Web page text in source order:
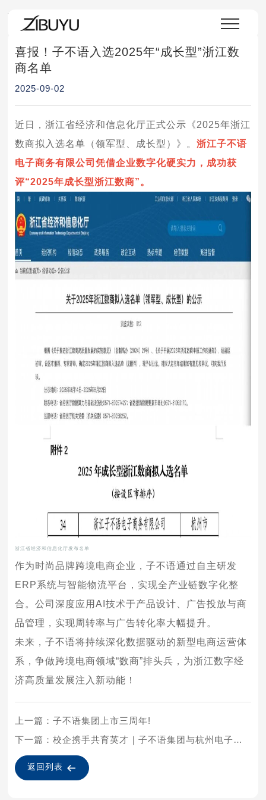
首页 >媒体中心
喜报！子不语入选2025年“成长型”浙江数
商名单
2025-09-02
近日，浙江省经济和信息化厅正式公示《2025年浙江
数商拟入选名单（领军型、成长型）》。浙江子不语
电子商务有限公司凭借企业数字化硬实力，成功获
评“2025年成长型浙江数商”。
浙江省经济和信息化厅发布名单
作为时尚品牌跨境电商企业，子不语通过自主研发
ERP系统与智能物流平台，实现全产业链数字化整
合。公司深度应用AI技术于产品设计、广告投放与商
品管理，实现周转率与广告转化率大幅提升。
未来，子不语将持续深化数据驱动的新型电商运营体
系，争做跨境电商领域“数商”排头兵，为浙江数字经
济高质量发展注入新动能！
上一篇：子不语集团上市三周年!
下一篇：校企携手共育英才｜子不语集团与杭州电子科技大学举行实习基地签约暨企业导师聘任仪式
返回列表